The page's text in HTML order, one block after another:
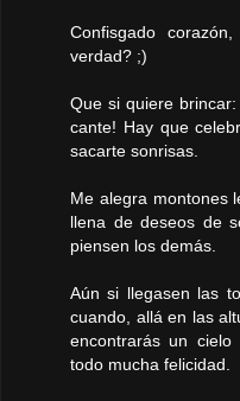
Confisgado
verdad? ;)
Que si quiere
cante! Hay que
sacarte sonrisas.
Me alegra montones
llena de deseos de
piensen los demás.
Aún si llegasen las
cuando, allá en las
encontrarás un
todo mucha felicidad.